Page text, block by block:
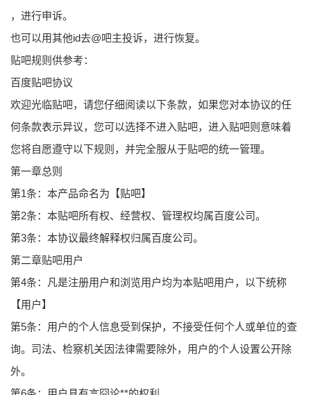
，进行申诉。
也可以用其他id去@吧主投诉，进行恢复。
贴吧规则供参考：
百度贴吧协议
欢迎光临贴吧，请您仔细阅读以下条款，如果您对本协议的任
何条款表示异议，您可以选择不进入贴吧，进入贴吧则意味着
您将自愿遵守以下规则，并完全服从于贴吧的统一管理。
第一章总则
第1条：本产品命名为【贴吧】
第2条：本贴吧所有权、经营权、管理权均属百度公司。
第3条：本协议最终解释权归属百度公司。
第二章贴吧用户
第4条：凡是注册用户和浏览用户均为本贴吧用户，以下统称
【用户】
第5条：用户的个人信息受到保护，不接受任何个人或单位的查
询。司法、检察机关因法律需要除外，用户的个人设置公开除
外。